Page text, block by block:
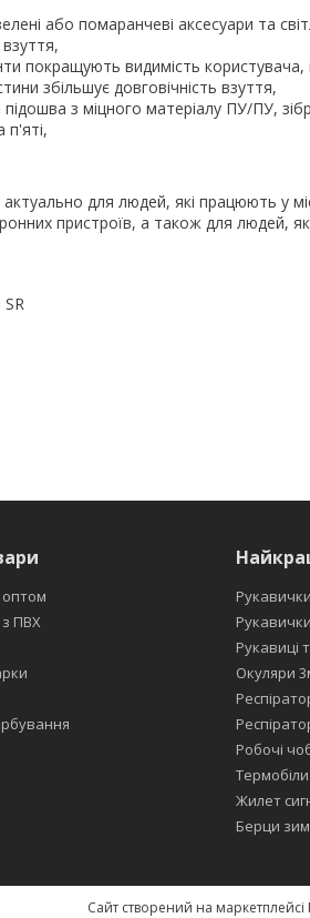
або помаранчеві аксесуари та
покращують видимість
збільшує довговічність взуття,
з міцного матеріалу ПУ/ПУ,
п'яті,
для людей, які працюють у
пристроїв, а також для людей,
оптом
з ПВХ
Рукавиці
Окуляри
Робочі
Жилет
Берци
Сайт створений на маркетплейсі